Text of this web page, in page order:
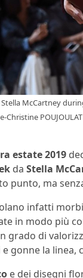
McCartney
estate 2019
da Stella
punto, ma
infatti
in modo più
grado di
gonne la linea,
e dei disegni